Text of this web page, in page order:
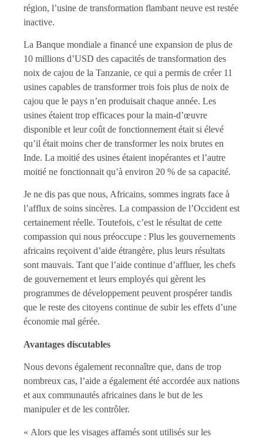
région, l’usine de transformation flambant neuve est restée
inactive.
La Banque mondiale a financé une expansion de plus de
10 millions d’USD des capacités de transformation des
noix de cajou de la Tanzanie, ce qui a permis de créer 11
usines capables de transformer trois fois plus de noix de
cajou que le pays n’en produisait chaque année. Les
usines étaient trop efficaces pour la main-d’œuvre
disponible et leur coût de fonctionnement était si élevé
qu’il était moins cher de transformer les noix brutes en
Inde. La moitié des usines étaient inopérantes et l’autre
moitié ne fonctionnait qu’à environ 20 % de sa capacité.
Je ne dis pas que nous, Africains, sommes ingrats face à
l’afflux de soins sincères. La compassion de l’Occident est
certainement réelle. Toutefois, c’est le résultat de cette
compassion qui nous préoccupe : Plus les gouvernements
africains reçoivent d’aide étrangère, plus leurs résultats
sont mauvais. Tant que l’aide continue d’affluer, les chefs
de gouvernement et leurs employés qui gèrent les
programmes de développement peuvent prospérer tandis
que le reste des citoyens continue de subir les effets d’une
économie mal gérée.
Avantages discutables
Nous devons également reconnaître que, dans de trop
nombreux cas, l’aide a également été accordée aux nations
et aux communautés africaines dans le but de les
manipuler et de les contrôler.
« Alors que les visages affamés sont utilisés sur les